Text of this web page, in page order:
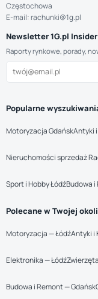
Częstochowa
E-mail: rachunki@1g.pl
Newsletter 1G.pl Insider
Raporty rynkowe, porady,
Popularne
Motoryzacja GdańskAntyki
Nieruchomości sprzedaż
Sport i Hobby ŁódźBudowa i
Polecane w Twojej
Motoryzacja — ŁódźAntyki i
Elektronika — Łódź
Budowa i Remont — Gdańsk